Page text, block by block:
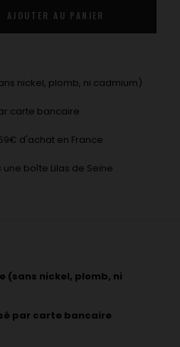
AJOUTER AU PANIER
nickel, plomb, ni cadmium)
carte bancaire
d'achat en France
boîte Lilas de Seine
(sans nickel, plomb, ni
par carte bancaire